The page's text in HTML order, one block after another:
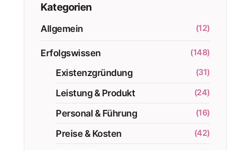
Kategorien
Allgemein (12)
Erfolgswissen (148)
Existenzgründung (31)
Leistung & Produkt (24)
Personal & Führung (16)
Preise & Kosten (42)